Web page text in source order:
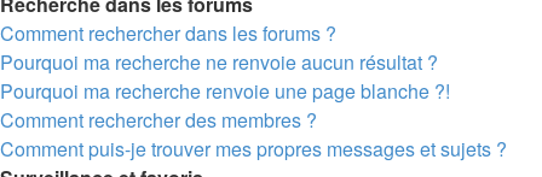
Comment rechercher dans les forums ?
Pourquoi ma recherche ne renvoie aucun résultat ?
Pourquoi ma recherche renvoie une page blanche ?!
Comment rechercher des membres ?
Comment puis-je trouver mes propres messages et sujets ?